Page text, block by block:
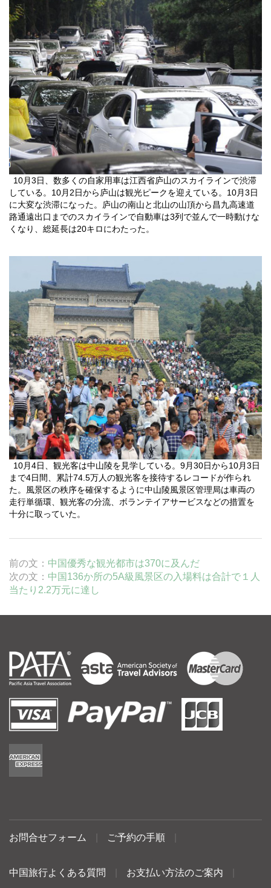
10月3日、数多くの自家用車は江西省庐山のスカイラインで渋滞
している。 10月2日から庐山は観光ピークを迎えている。10月3日
に大変な渋滞になった。 庐山の南山と北山の山頂から昌九高速道
路通遠出口までのスカイラインで自動車は3列で並んで一時動けな
くなり、総延長は20キロにわたった。
10月4日 、観光客は中山陵を見学している。 9月30日から10月3日
まで4日間、累計74.5万人の観光客を接待するレコードが作られ
た。風景区の秩序を確保するように中山陵風景区管理局は車両の
走行単循環、観光客の分流、ボランテイアサービスなどの措置を
十分に取っていた。
前の文： 中国優秀な観光都市は370に及んだ
次の文： 中国136か所の5A級風景区の入場料は合計で１人
当たり2.2万元に達し
お問合せフォーム ご予約の手順
中国旅行よくある質問 お支払い方法のご案内